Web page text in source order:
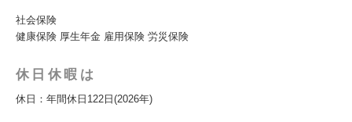
社会保険
健康保険 厚生年金 雇用保険 労災保険
休日休暇は
休日：年間休日122日(2026年)